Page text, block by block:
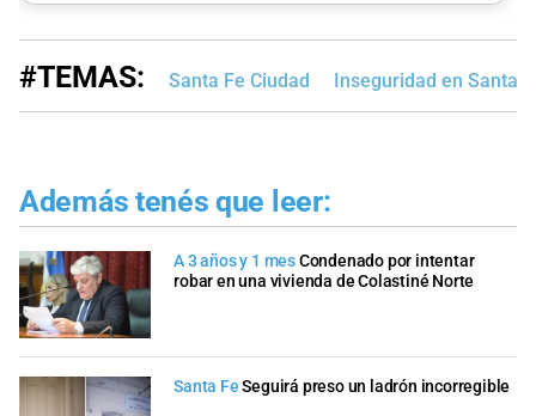
#TEMAS: Santa Fe Ciudad Inseguridad en Santa
Además tenés que leer:
A 3 años y 1 mesCondenado por intentar
robar en una vivienda de Colastiné Norte
Santa Fe Seguirá preso un ladrón incorregible